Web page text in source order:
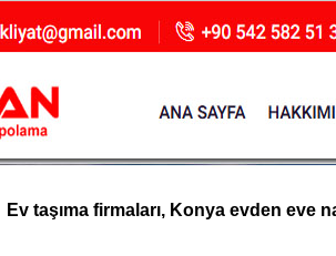
taşıma firmaları, Konya evden eve